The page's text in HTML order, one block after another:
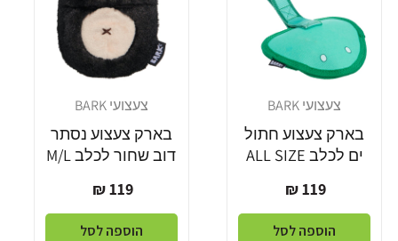
מוֹכֵר:צעצועי BARK
בארק צעצוע חתול
ים לכלב ALL SIZE
מחיר
רגיל
119 ₪
הוספה לסל
מוֹכֵר:צעצועי BARK
בארק צעצוע נסתר
דוב שחור לכלב M/L
מחיר
רגיל
119 ₪
הוספה לסל